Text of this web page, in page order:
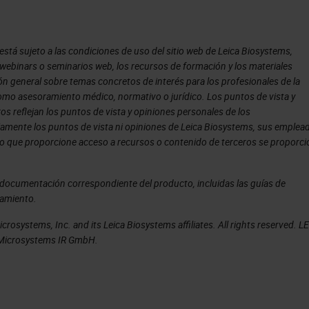
our desired 40x scan speed. However,
into account to make sure that this increase
and manufacture a custom 40x objective.
1mm, which is twice the size of a standard
custom objective for field curvature, lateral
high image quality at 40x resolution with much
sujeto a las condiciones de uso del sitio web de Leica Biosystems,
o seminarios web, los recursos de formación y los materiales
general sobre temas concretos de interés para los profesionales de la
asesoramiento médico, normativo o jurídico. Los puntos de vista y
reflejan los puntos de vista y opiniones personales de los
los puntos de vista ni opiniones de Leica Biosystems, sus
que proporcione acceso a recursos o contenido de terceros se
correspondiente del producto, incluidas las guías de
Inc. and its Leica Biosystems affiliates. All rights reserved.
IR GmbH.